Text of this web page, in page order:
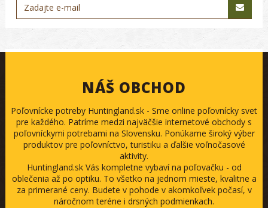
NÁŠ OBCHOD
Poľovnícke potreby Huntingland.sk - Sme online poľovnícky svet
pre každého. Patríme medzi najväčšie internetové obchody s
poľovníckymi potrebami na Slovensku. Ponúkame široký výber
produktov pre poľovníctvo, turistiku a ďalšie voľnočasové
aktivity.
Huntingland.sk Vás kompletne vybaví na poľovačku - od
oblečenia až po optiku. To všetko na jednom mieste, kvalitne a
za primerané ceny. Budete v pohode v akomkoľvek počasí, v
náročnom teréne i drsných podmienkach.